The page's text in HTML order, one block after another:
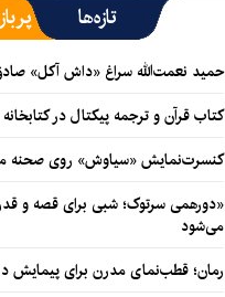
تازه‌ها
حمید نعمت‌‏الله سراغ «داش آکل»
کتاب قرآن و ترجمه پیکتال در
کنسرت‌نمایش «سیاوش» روی صحنه
«دورهمی سرتوک؛ شبی برای قصه و
می‌شود
رمان؛ قطب‌نمای مدرن برای پیمایش